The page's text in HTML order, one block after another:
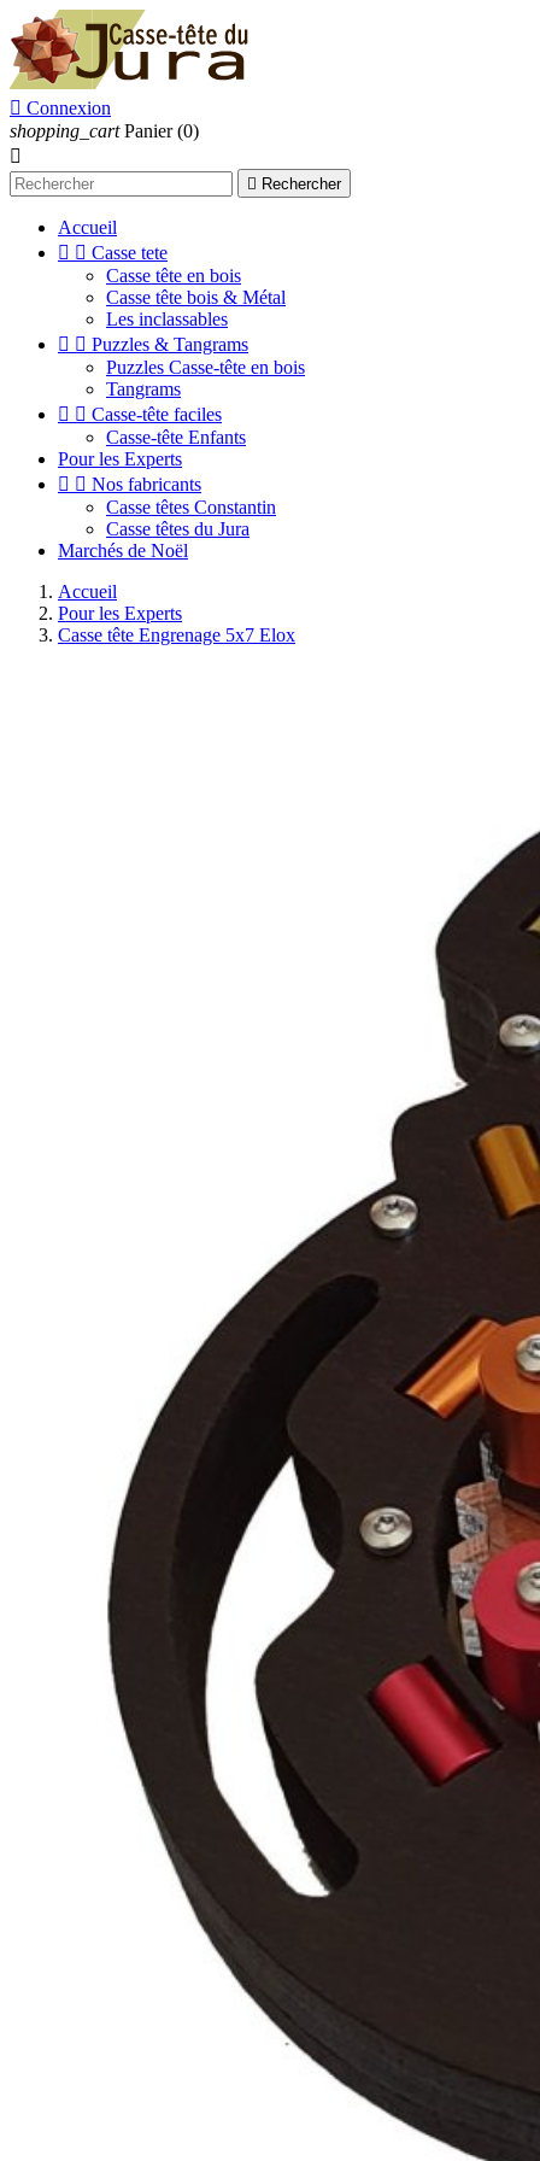
 Connexion
shopping_cart Panier (0)

 Rechercher
Accueil
  Casse tete
Casse tête en bois
Casse tête bois & Métal
Les inclassables
  Puzzles & Tangrams
Puzzles Casse-tête en bois
Tangrams
  Casse-tête faciles
Casse-tête Enfants
Pour les Experts
  Nos fabricants
Casse têtes Constantin
Casse têtes du Jura
Marchés de Noël
Accueil
Pour les Experts
Casse tête Engrenage 5x7 Elox